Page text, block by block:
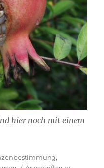
hier noch mit einem
,